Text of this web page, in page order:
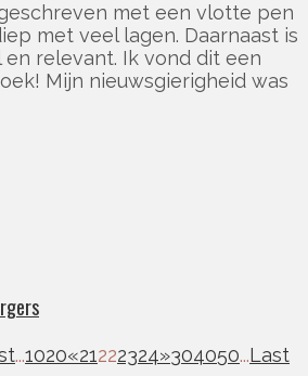
met een vlotte pen
met veel lagen. Daarnaast is
relevant. Ik vond dit een
Mijn nieuwsgierigheid was
...1020«21222324»304050...Last